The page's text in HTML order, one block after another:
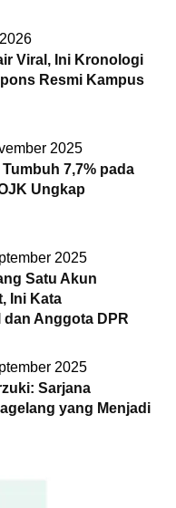
Viral, Ini Kronologi
Resmi Kampus
2025
7,7% pada
Ungkap
2025
Satu Akun
Ini Kata
Anggota DPR
2025
Sarjana
yang Menjadi